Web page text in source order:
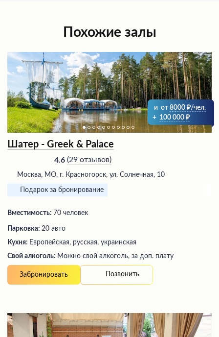
Похожие залы
и от 8000
/чел.
+ 100 000
Шатер - Greek & Palace
4.6 (29 отзывов)
Москва, МО, г. Красногорск, ул. Солнечная, 10
Подарок за бронирование
Вместимость: 70 человек
Парковка: 20 авто
Кухня: Европейская, русская, украинская
Свой алкоголь: Можно свой алкоголь, за доп. плату
Забронировать Позвонить